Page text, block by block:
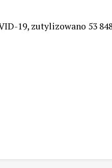
19, zutylizowano 53